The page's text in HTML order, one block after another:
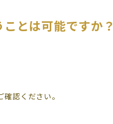
とは可能ですか？
確認ください。